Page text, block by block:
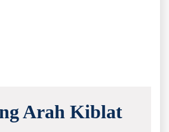
Arah Kiblat